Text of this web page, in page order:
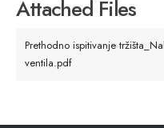
Attached Files
Prethodno ispitivanje
ventila.pdf